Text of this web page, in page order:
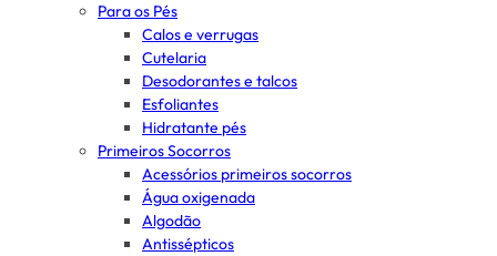
Para os Pés
Calos e verrugas
Cutelaria
Desodorantes e talcos
Esfoliantes
Hidratante pés
Primeiros Socorros
Acessórios primeiros socorros
Água oxigenada
Algodão
Antissépticos